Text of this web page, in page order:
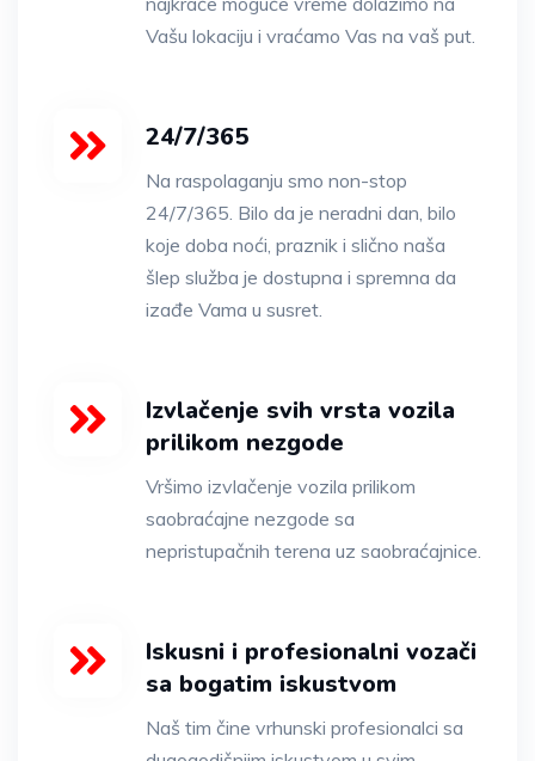
Vašu lokaciju i vraćamo Vas na vaš put.
24/7/365
Na raspolaganju smo non-stop
24/7/365. Bilo da je neradni dan, bilo
koje doba noći, praznik i slično naša
šlep služba je dostupna i spremna da
izađe Vama u susret.
Izvlačenje svih vrsta vozila
prilikom nezgode
Vršimo izvlačenje vozila prilikom
saobraćajne nezgode sa
nepristupačnih terena uz saobraćajnice.
Iskusni i profesionalni vozači
sa bogatim iskustvom
Naš tim čine vrhunski profesionalci sa